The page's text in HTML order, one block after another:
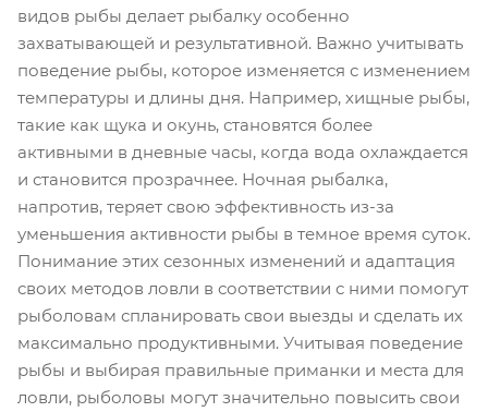
видов рыбы делает рыбалку особенно
захватывающей и результативной. Важно учитывать
поведение рыбы, которое изменяется с изменением
температуры и длины дня. Например, хищные рыбы,
такие как щука и окунь, становятся более
активными в дневные часы, когда вода охлаждается
и становится прозрачнее. Ночная рыбалка,
напротив, теряет свою эффективность из-за
уменьшения активности рыбы в темное время суток.
Понимание этих сезонных изменений и адаптация
своих методов ловли в соответствии с ними помогут
рыболовам спланировать свои выезды и сделать их
максимально продуктивными. Учитывая поведение
рыбы и выбирая правильные приманки и места для
ловли, рыболовы могут значительно повысить свои